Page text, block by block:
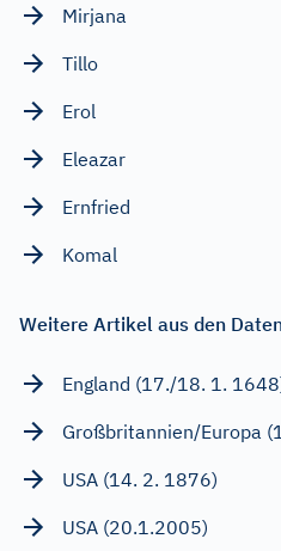
Mirjana
Tillo
Erol
Eleazar
Ernfried
Komal
Weitere Artikel aus den
England (17./18. 1.
Großbritannien/Europa
USA (14. 2. 1876)
USA (20.1.2005)